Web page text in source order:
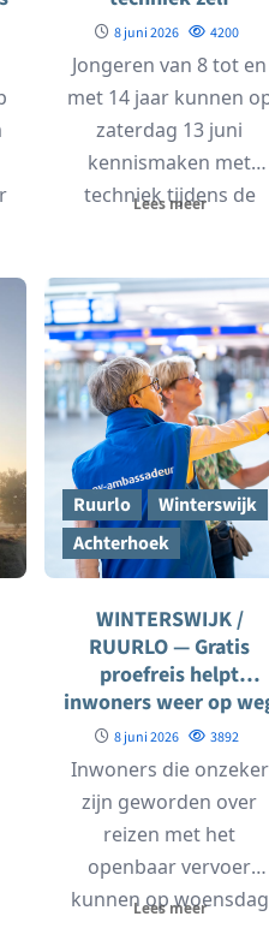
ontdekken in
Giesbeek
8 juni 2026 4200
Jongeren van 8 tot en
met 14 jaar kunnen
zaterdag 13 juni
kennismaken met
techniek tijdens de
Lees meer
Ruurlo
Winterswijk
Achterhoek
WINTERSWIJK /
RUURLO — Gratis
proefreis helpt
inwoners weer op
met bus en trein
8 juni 2026 3892
Inwoners die onzeker
zijn geworden over
reizen met het
openbaar vervoer
kunnen op woensdag
Lees meer